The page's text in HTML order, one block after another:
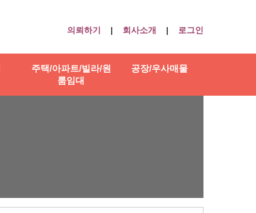
의뢰하기 | 회사소개 | 로그인
주택/아파트/빌라/원
룸임대
공장/우사매물